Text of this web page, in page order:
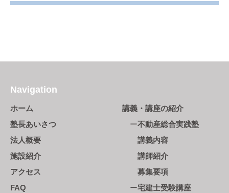
Navigation
ホーム
塾長あいさつ
法人概要
施設紹介
アクセス
FAQ
講義・講座の紹介
不動産総合実践塾
講義内容
講師紹介
募集要項
宅建士受験講座